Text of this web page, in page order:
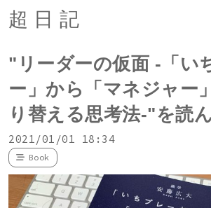
超日記
"リーダーの仮面 -「い
ー」から「マネジャー
り替える思考法-"を読
2021/01/01 18:34
Book